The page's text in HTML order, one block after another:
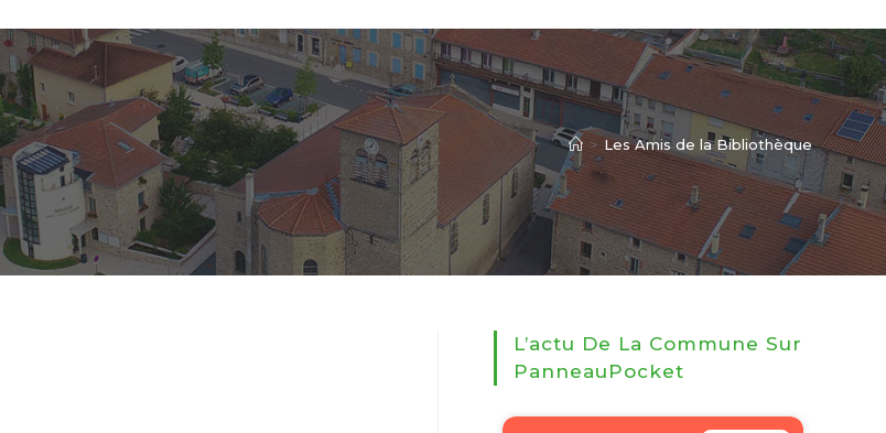
> Les Amis de la Bibliothèque
L’actu De La Commune Sur
PanneauPocket